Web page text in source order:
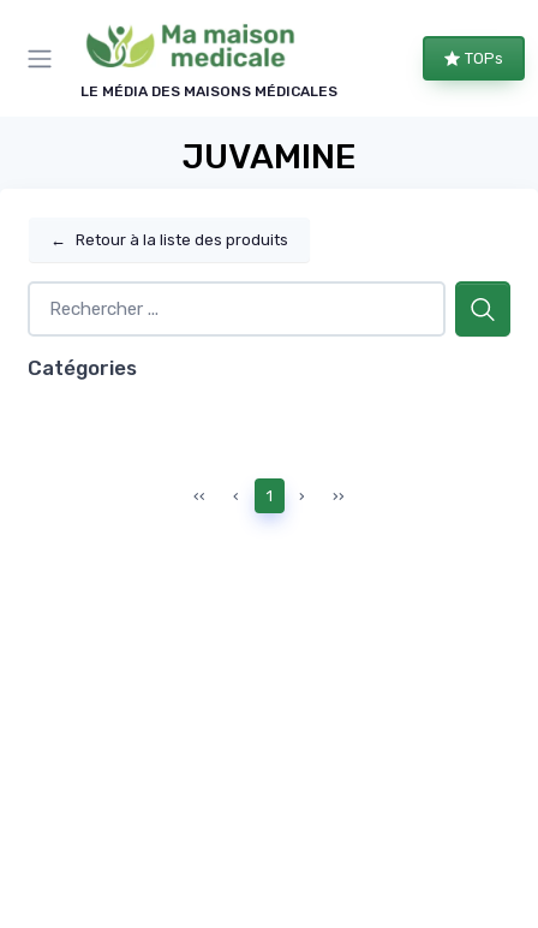
LE MÉDIA DES MAISONS MÉDICALES
TOPs
JUVAMINE
← Retour à la liste des produits
Catégories
‹‹ ‹ 1 › ››